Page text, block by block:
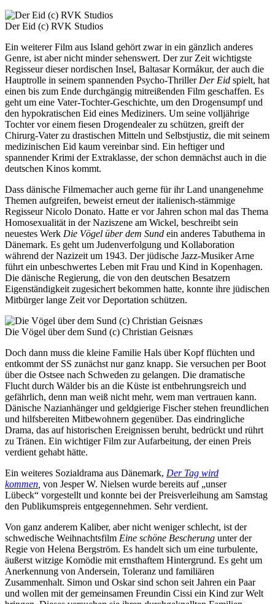
Der Eid (c) RVK Studios
Ein weiterer Film aus Island gehört zwar in ein gänzlich anderes
Genre, ist aber nicht minder sehenswert. Der zur Zeit wichtigste
Regisseur dieser nordischen Insel, Baltasar Kormákur, der auch die
Hauptrolle in seinem spannenden Psycho-Thriller Der Eid spielt, hat
einen bis zum Ende durchgängig mitreißenden Film geschaffen. Es
geht um eine Vater-Tochter-Geschichte, um den Drogensumpf und
den hypokratischen Eid eines Mediziners. Um seine volljährige
Tochter vor einem fiesen Drogendealer zu schützen, greift der
Chirurg-Vater zu drastischen Mitteln und Selbstjustiz, die mit seinem
medizinischen Eid kaum vereinbar sind. Ein heftiger und
spannender Krimi der Extraklasse, der schon demnächst auch in die
deutschen Kinos kommt.
Dass dänische Filmemacher auch gerne für ihr Land unangenehme
Themen aufgreifen, beweist erneut der italienisch-stämmige
Regisseur Nicolo Donato. Hatte er vor Jahren schon mal das Thema
Homosexualität in der Naziszene am Wickel, beschreibt sein
neuestes Werk Die Vögel über dem Sund ein anderes Tabuthema in
Dänemark. Es geht um Judenverfolgung und Kollaboration
während der Nazizeit um 1943. Der jüdische Jazz-Musiker Arne
führt ein unbeschwertes Leben mit Frau und Kind in Kopenhagen.
Die dänische Regierung, die von den deutschen Besatzern
Eigenständigkeit zugesichert bekommen hatte, konnte ihre jüdischen
Mitbürger lange Zeit vor Deportation schützen.
Die Vögel über dem Sund (c) Christian Geisnæs
Doch dann muss die kleine Familie Hals über Kopf flüchten und
entkommt der SS zunächst nur ganz knapp. Sie versuchen per Boot
über die Ostsee nach Schweden zu gelangen. Die dramatische
Flucht durch Wälder bis an die Küste ist entbehrungsreich und
gefährlich, denn man weiß nicht mehr, wem man vertrauen kann.
Dänische Nazianhänger und geldgierige Fischer stehen freundlichen
und hilfsbereiten Mitbewohnern gegenüber. Das eindringliche
Drama, das auf historischen Ereignissen beruht, bedrückt und rührt
zu Tränen. Ein wichtiger Film zur Aufarbeitung, der einen Preis
verdient gehabt hätte.
Ein weiteres Sozialdrama aus Dänemark, Der Tag wird
kommen von Jesper W. Nielsen wurde bereits auf „unser
Lübeck“ vorgestellt und konnte bei der Preisverleihung am Samstag
den Publikumspreis entgegennehmen. Sehr verdient.
Von ganz anderem Kaliber, aber nicht weniger schlecht, ist der
schwedische Weihnachtsfilm Eine schöne Bescherung unter der
Regie von Helena Bergström. Es handelt sich um eine turbulente,
äußerst witzige Komödie mit ernsthaftem Hintergrund. Es geht um
Anerkennung von Andersein, Toleranz und familiären
Zusammenhalt. Simon und Oskar sind schon seit Jahren ein Paar
und wollen mit der gemeinsamen Freundin Cissi ein Kind zur Welt